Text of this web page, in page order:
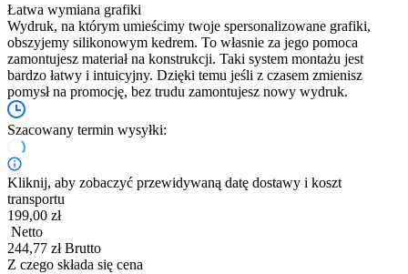
Łatwa wymiana grafiki
Wydruk, na którym umieścimy twoje spersonalizowane grafiki,
obszyjemy silikonowym kedrem. To własnie za jego pomoca
zamontujesz materiał na konstrukcji. Taki system montażu jest
bardzo łatwy i intuicyjny. Dzięki temu jeśli z czasem zmienisz
pomysł na promocję, bez trudu zamontujesz nowy wydruk.
Szacowany termin wysyłki:
Kliknij, aby zobaczyć przewidywaną datę dostawy i koszt
transportu
199,00 zł
Netto
244,77 zł Brutto
Z czego składa się cena